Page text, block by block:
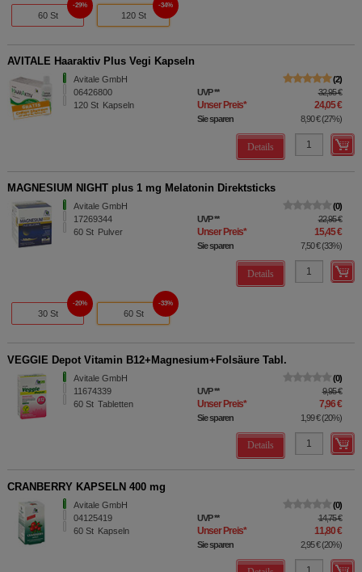
60 St
29%
120 St
34%
AVITALE Haaraktiv Plus Vegi Kapseln
Avitale GmbH
06426800
120 St Kapseln
2
UVP** 32,95 €
Unser Preis* 24,05 €
Sie sparen 8,90 €(27%)
Details
MAGNESIUM NIGHT plus 1 mg Melatonin Direktsticks
Avitale GmbH
17269344
60 St Pulver
0
UVP** 22,95 €
Unser Preis* 15,45 €
Sie sparen 7,50 €(33%)
Details
30 St
20%
60 St
33%
VEGGIE Depot Vitamin B12+Magnesium+Folsäure Tabl.
Avitale GmbH
11674339
60 St Tabletten
0
UVP** 9,95 €
Unser Preis* 7,96 €
Sie sparen 1,99 €(20%)
Details
CRANBERRY KAPSELN 400 mg
Avitale GmbH
04125419
60 St Kapseln
0
UVP** 14,75 €
Unser Preis* 11,80 €
Sie sparen 2,95 €(20%)